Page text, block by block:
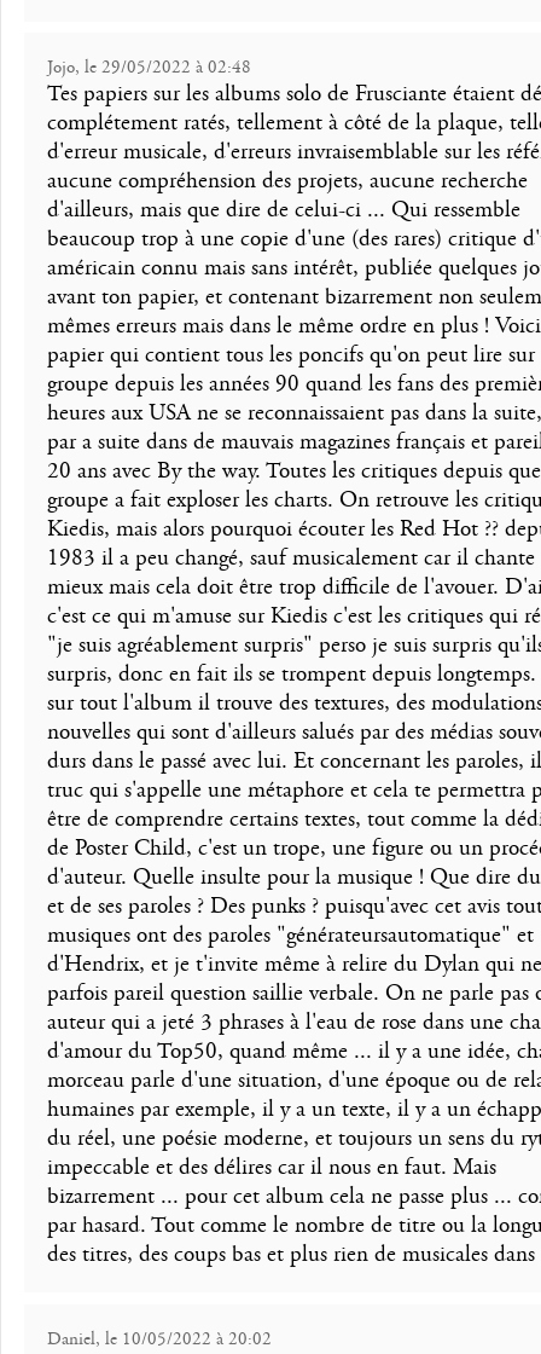
Jojo, le 29/05/2022 à 02:48
Tes papiers sur les albums solo de Frusciante étaient
complétement ratés, tellement à côté de la plaque,
d'erreur musicale, d'erreurs invraisemblable sur les
aucune compréhension des projets, aucune recherche
d'ailleurs, mais que dire de celui-ci ... Qui ressemble
beaucoup trop à une copie d'une (des rares) critique
américain connu mais sans intérêt, publiée quelques
avant ton papier, et contenant bizarrement non
mêmes erreurs mais dans le même ordre en plus !
papier qui contient tous les poncifs qu'on peut lire sur
groupe depuis les années 90 quand les fans des
heures aux USA ne se reconnaissaient pas dans la
par a suite dans de mauvais magazines français et
20 ans avec By the way. Toutes les critiques depuis
groupe a fait exploser les charts. On retrouve les
Kiedis, mais alors pourquoi écouter les Red Hot ??
1983 il a peu changé, sauf musicalement car il
mieux mais cela doit être trop difficile de l'avouer.
c'est ce qui m'amuse sur Kiedis c'est les critiques qui
"je suis agréablement surpris" perso je suis surpris
surpris, donc en fait ils se trompent depuis
sur tout l'album il trouve des textures, des
nouvelles qui sont d'ailleurs salués par des médias
durs dans le passé avec lui. Et concernant les paroles,
truc qui s'appelle une métaphore et cela te permettra
être de comprendre certains textes, tout comme la
de Poster Child, c'est un trope, une figure ou un
d'auteur. Quelle insulte pour la musique ! Que dire
et de ses paroles ? Des punks ? puisqu'avec cet avis
musiques ont des paroles "générateursautomatique" et
d'Hendrix, et je t'invite même à relire du Dylan qui
parfois pareil question saillie verbale. On ne parle pas
auteur qui a jeté 3 phrases à l'eau de rose dans une
d'amour du Top50, quand même ... il y a une idée,
morceau parle d'une situation, d'une époque ou de
humaines par exemple, il y a un texte, il y a un
du réel, une poésie moderne, et toujours un sens du
impeccable et des délires car il nous en faut. Mais
bizarrement ... pour cet album cela ne passe plus ...
par hasard. Tout comme le nombre de titre ou la
des titres, des coups bas et plus rien de musicales dans
Daniel, le 10/05/2022 à 20:02